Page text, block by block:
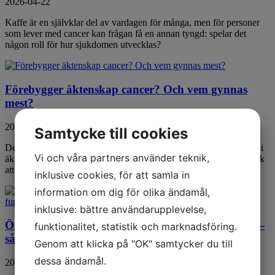
Kaffe är en självklar del av vardagen för många, men för personer
som lever med cancer kan frågan få en annan tyngd: spelar det
någon roll för hur sjukdomen utvecklas?
Förebygger äktenskap cancer? Och vem gynnas
mest?
2026-04-20
Det visar sig att äktenskapet kan ha en bieffekt som ingen nämner i
äktenskapslöften: personer som har varit gifta verkar ha mindre risk
att utveckla cancer än de som aldrig har gift sig alls.
Östrogenplåster för behandling av prostatacancer –
så här fungerar det
2026-04-09
Samtycke till cookies
Vi och våra partners använder teknik,
inklusive cookies, för att samla in
information om dig för olika ändamål,
inklusive: bättre användarupplevelse,
funktionalitet, statistik och marknadsföring.
Genom att klicka på "OK" samtycker du till
dessa ändamål.